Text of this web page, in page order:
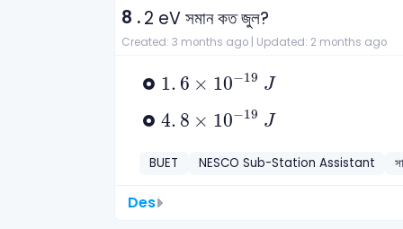
8 .2 eV সমান কত জুল?
Created: 3 months ago | Updated: 2 months ago
1. 6 × 10−19 J
1 6× 10-19 J
4. 8 × 10−19 J
4 8 10-19 J
BUET NESCO Sub-Station Assistant
Des